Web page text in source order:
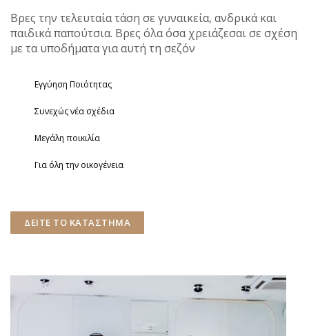
Βρες την τελευταία τάση σε γυναικεία, ανδρικά και
παιδικά παπούτσια. Βρες όλα όσα χρειάζεσαι σε σχέση
με τα υποδήματα για αυτή τη σεζόν
Εγγύηση Ποιότητας
Συνεχώς νέα σχέδια
Μεγάλη ποικιλία
Για όλη την οικογένεια
ΔΕΙΤΕ ΤΟ ΚΑΤΑΣΤΗΜΑ